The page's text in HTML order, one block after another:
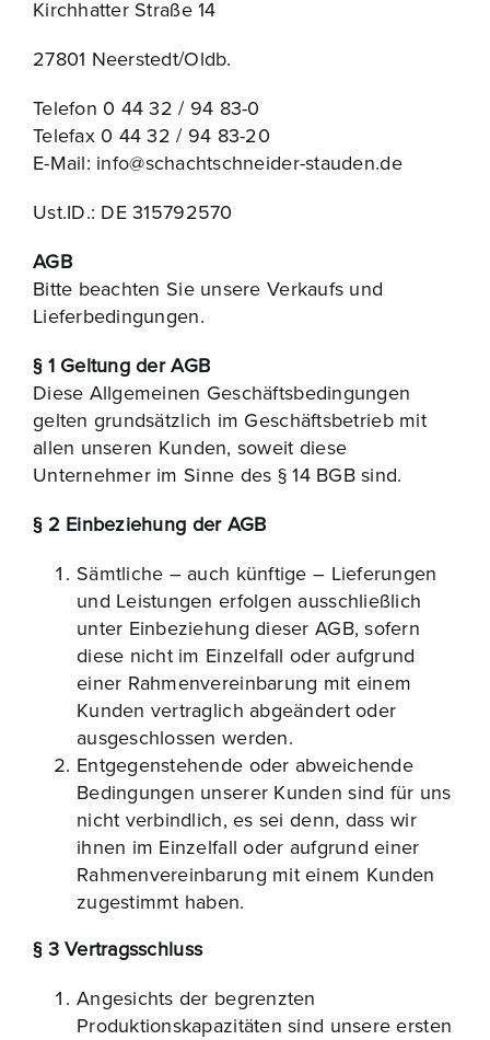
Kirchhatter Straße 14
27801 Neerstedt/Oldb.
Telefon 0 44 32 / 94 83-0
Telefax 0 44 32 / 94 83-20
E-Mail: info@schachtschneider-stauden.de
Ust.ID.: DE 315792570
AGB
Bitte beachten Sie unsere Verkaufs und
Lieferbedingungen.
§ 1 Geltung der AGB
Diese Allgemeinen Geschäftsbedingungen
gelten grundsätzlich im Geschäftsbetrieb mit
allen unseren Kunden, soweit diese
Unternehmer im Sinne des § 14 BGB sind.
§ 2 Einbeziehung der AGB
Sämtliche – auch künftige – Lieferungen
und Leistungen erfolgen ausschließlich
unter Einbeziehung dieser AGB, sofern
diese nicht im Einzelfall oder aufgrund
einer Rahmenvereinbarung mit einem
Kunden vertraglich abgeändert oder
ausgeschlossen werden.
Entgegenstehende oder abweichende
Bedingungen unserer Kunden sind für uns
nicht verbindlich, es sei denn, dass wir
ihnen im Einzelfall oder aufgrund einer
Rahmenvereinbarung mit einem Kunden
zugestimmt haben.
§ 3 Vertragsschluss
Angesichts der begrenzten
Produktionskapazitäten sind unsere ersten